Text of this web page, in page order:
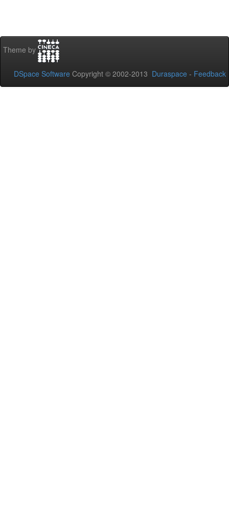
Theme by
DSpace Software Copyright © 2002-2013 Duraspace - Feedback